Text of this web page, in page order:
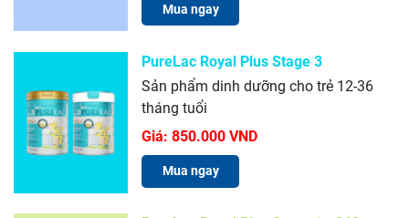
Mua ngay
PureLac Royal Plus Stage 3
Sản phẩm dinh dưỡng cho trẻ 12-36
tháng tuổi
Giá: 850.000 VND
Mua ngay